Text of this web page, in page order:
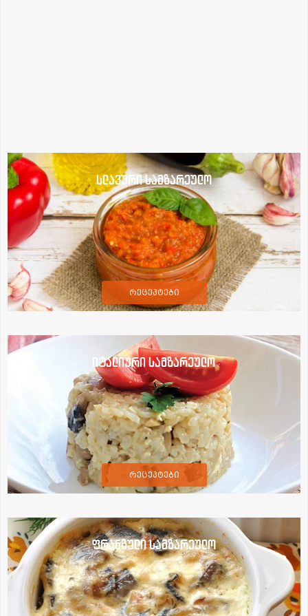
სლავური სამზარეულო
რეცეპტები
იტალიური სამზარეულო
რეცეპტები
ფრანგული სამზარეულო